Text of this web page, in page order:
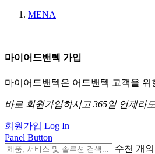
MENA
마이어드밴텍 가입
마이어드밴텍은 어드밴텍 고객을
바로 회원가입하시고 365일 언제라
회원가입 Log In
Panel Button
수천 개